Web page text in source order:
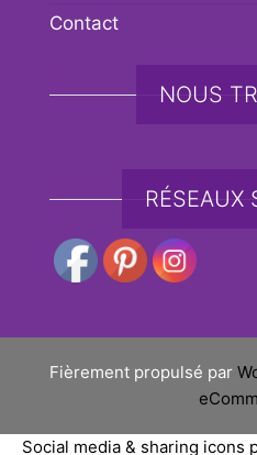
Contact
NOUS
RÉSEAUX
Fièrement propulsé par
Social media & sharing icons